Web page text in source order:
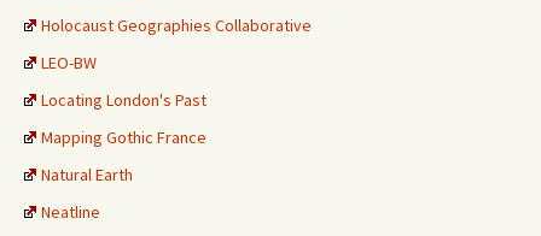
Holocaust Geographies Collaborative
LEO-BW
Locating London's Past
Mapping Gothic France
Natural Earth
Neatline